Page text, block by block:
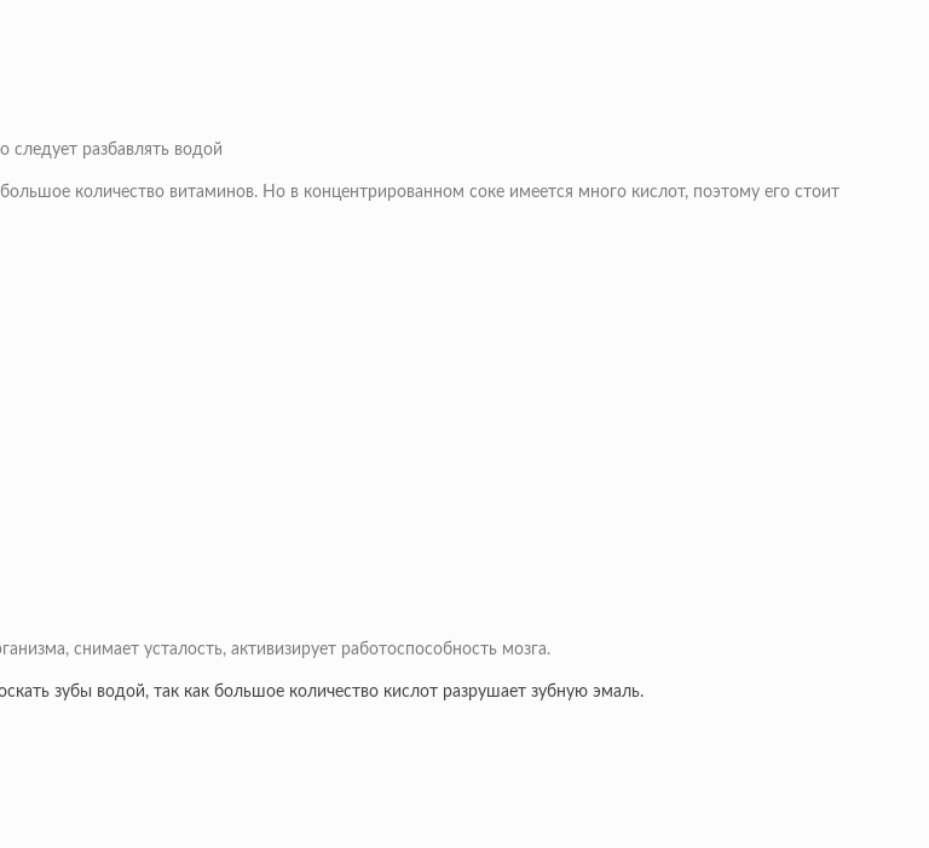
следует разбавлять водой
количество витаминов. Но в концентрированном соке имеется много кислот, поэтому его стоит
снимает усталость, активизирует работоспособность мозга.
зубы водой, так как большое количество кислот разрушает зубную эмаль.